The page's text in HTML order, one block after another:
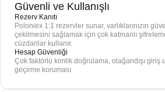
Güvenli ve Kullanışlı
Rezerv Kanıtı
Poloniex 1:1 rezervler sunar, varlıklarınızın
çekilmesini sağlamak için çok katmanlı
cüzdanlar kullanır.
Hesap Güvenliği
Çok faktörlü kimlik doğrulama, olağandışı giriş
geçirme koruması